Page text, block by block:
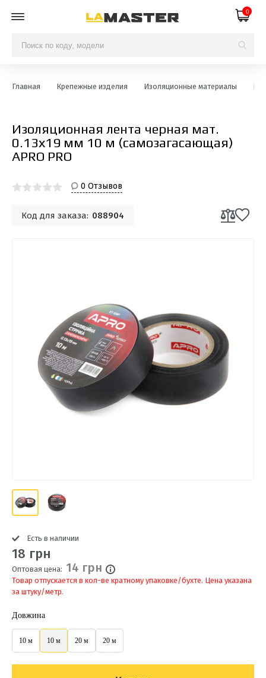
0
Главная Крепежные изделия Изоляционные материалы
Изоляционная лента черная мат.
0.13х19 мм 10 м (самозагасающая)
APRO PRO
0 Отзывов
Код для заказа: 088904
Есть в наличии
18 грн
Оптовая цена: 14 грн
Товар отпускается в кол-ве кратному упаковке/бухте. Цена указана
за штуку/метр.
Довжина
10 м 10 м 20 м 20 м